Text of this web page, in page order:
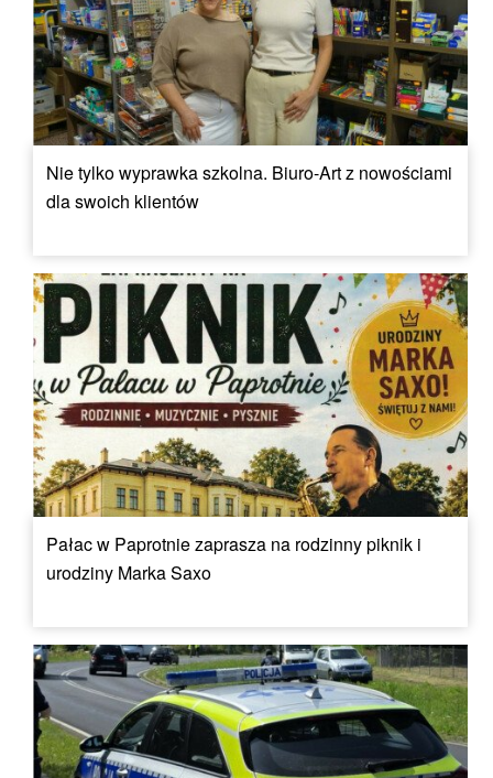
Nie tylko wyprawka szkolna. Biuro-Art z nowościami
dla swoich klientów
Pałac w Paprotnie zaprasza na rodzinny piknik i
urodziny Marka Saxo